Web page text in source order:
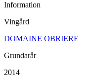
Information
Vingård
DOMAINE OBRIERE
Grundarår
2014